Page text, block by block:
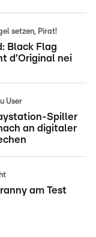
setzen, Pirat!
Black Flag
d’Original nei
User
Spiller
an digitaler
am Test